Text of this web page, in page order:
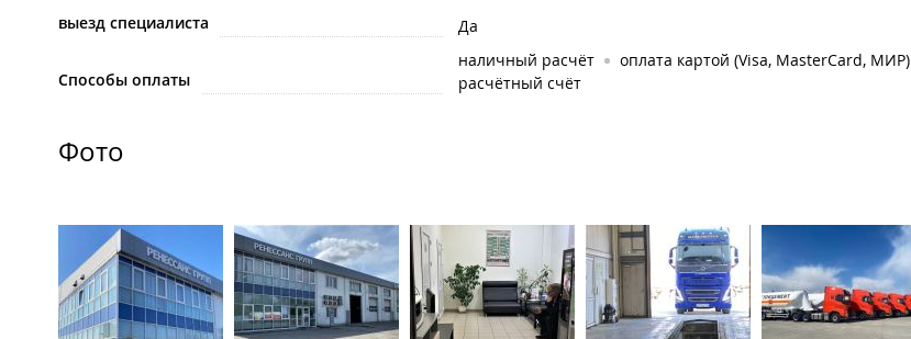
выезд специалиста
Да
Способы оплаты
наличный расчёт оплата картой (Visa, MasterCard, МИР)
расчётный счёт
Фото